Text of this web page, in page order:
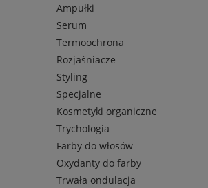
Ampułki
Serum
Termoochrona
Rozjaśniacze
Styling
Specjalne
Kosmetyki organiczne
Trychologia
Farby do włosów
Oxydanty do farby
Trwała ondulacja